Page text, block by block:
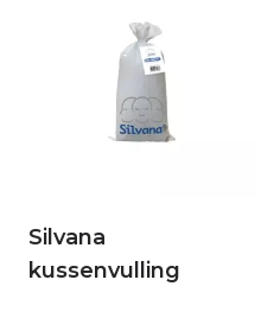
Silvana
kussenvulling